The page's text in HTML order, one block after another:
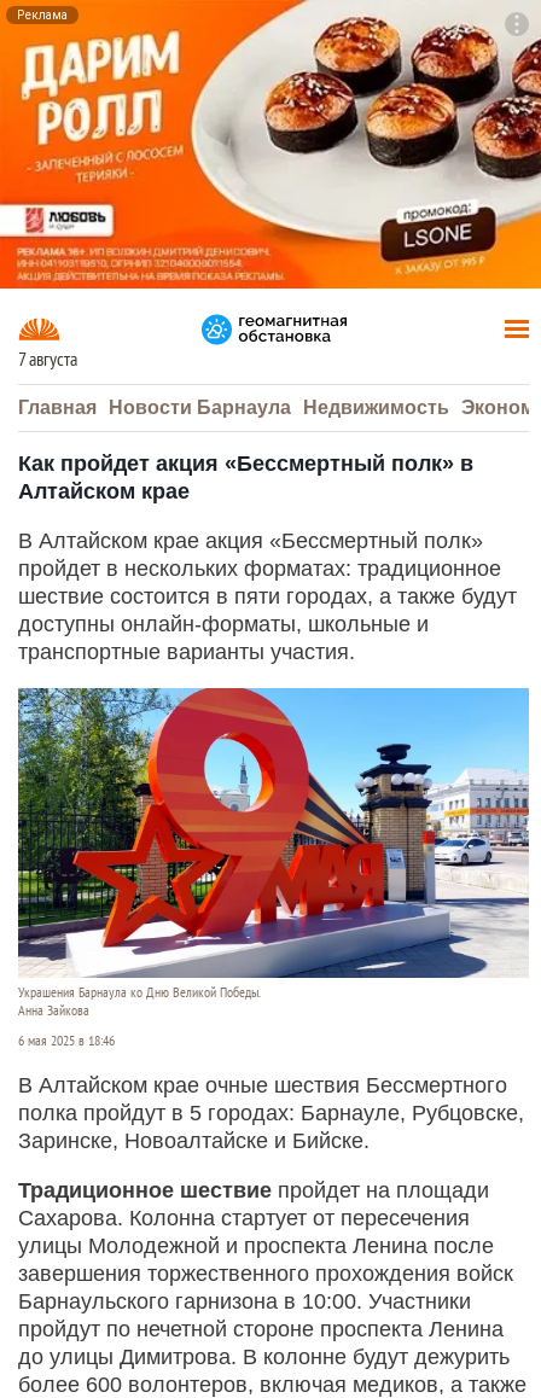
Реклама
7 августа
Главная Новости Барнаула Недвижимость
Как пройдет акция «Бессмертный полк» в
Алтайском крае
В Алтайском крае акция «Бессмертный полк»
пройдет в нескольких форматах: традиционное
шествие состоится в пяти городах, а также будут
доступны онлайн-форматы, школьные и
транспортные варианты участия.
Украшения Барнаула ко Дню Великой Победы.
Анна Зайкова
6 мая 2025 в 18:46
В Алтайском крае очные шествия Бессмертного
полка пройдут в 5 городах: Барнауле, Рубцовске,
Заринске, Новоалтайске и Бийске.
Традиционное шествие пройдет на площади
Сахарова. Колонна стартует от пересечения
улицы Молодежной и проспекта Ленина после
завершения торжественного прохождения войск
Барнаульского гарнизона в 10:00. Участники
пройдут по нечетной стороне проспекта Ленина
до улицы Димитрова. В колонне будут дежурить
более 600 волонтеров, включая медиков, а также